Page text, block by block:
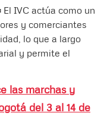
El IVC actúa como un
y comerciantes
lo que a largo
y permite el
las marchas y
del 3 al 14 de